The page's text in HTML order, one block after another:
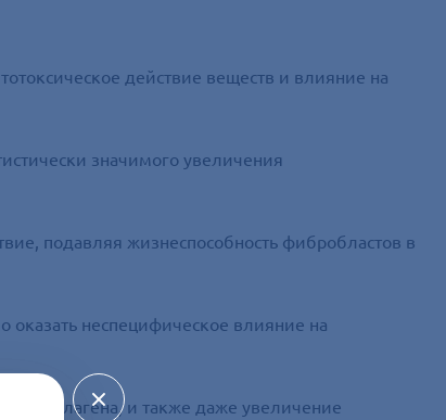
действие веществ и влияние на
значимого увеличения
подавляя жизнеспособность фибробластов в
неспецифическое влияние на
и также даже увеличение